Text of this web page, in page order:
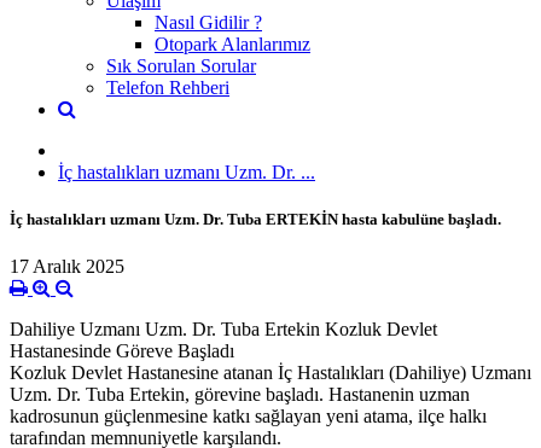
Nasıl Gidilir ?
Otopark Alanlarımız
Sık Sorulan Sorular
Telefon Rehberi
İç hastalıkları uzmanı Uzm. Dr. ...
İç hastalıkları uzmanı Uzm. Dr. Tuba ERTEKİN hasta kabulüne başladı.
17 Aralık 2025
Dahiliye Uzmanı Uzm. Dr. Tuba Ertekin Kozluk Devlet
Hastanesinde Göreve Başladı
Kozluk Devlet Hastanesine atanan İç Hastalıkları (Dahiliye) Uzmanı
Uzm. Dr. Tuba Ertekin, görevine başladı. Hastanenin uzman
kadrosunun güçlenmesine katkı sağlayan yeni atama, ilçe halkı
tarafından memnuniyetle karşılandı.